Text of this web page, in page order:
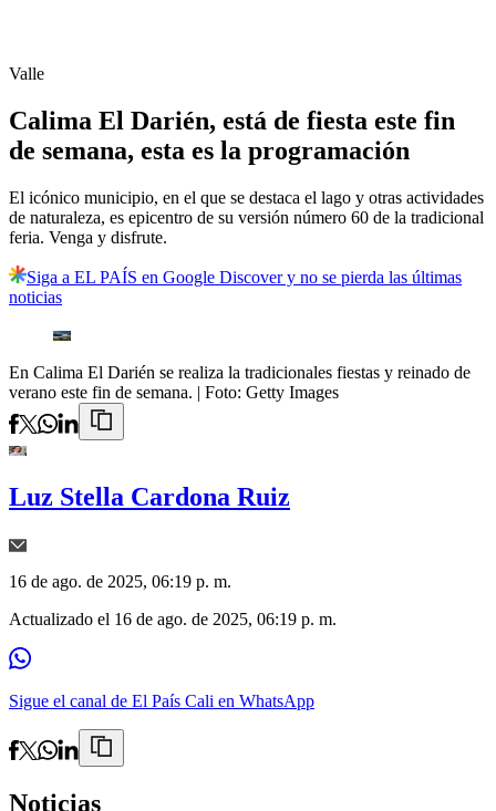
Valle
Calima El Darién, está de fiesta este fin
de semana, esta es la programación
El icónico municipio, en el que se destaca el lago y otras actividades
de naturaleza, es epicentro de su versión número 60 de la tradicional
feria. Venga y disfrute.
Siga a EL PAÍS en Google Discover y no se pierda las últimas
noticias
En Calima El Darién se realiza la tradicionales fiestas y reinado de
verano este fin de semana. | Foto: Getty Images
Luz Stella Cardona Ruiz
16 de ago. de 2025, 06:19 p. m.
Actualizado el 16 de ago. de 2025, 06:19 p. m.
Sigue el canal de El País Cali en WhatsApp
Noticias